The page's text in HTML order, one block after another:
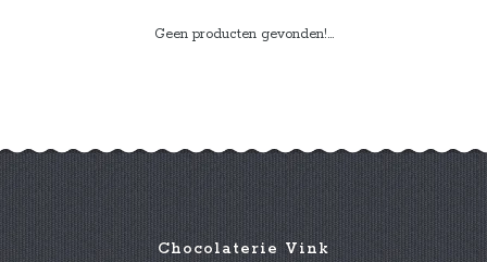
Geen producten gevonden!...
Chocolaterie Vink